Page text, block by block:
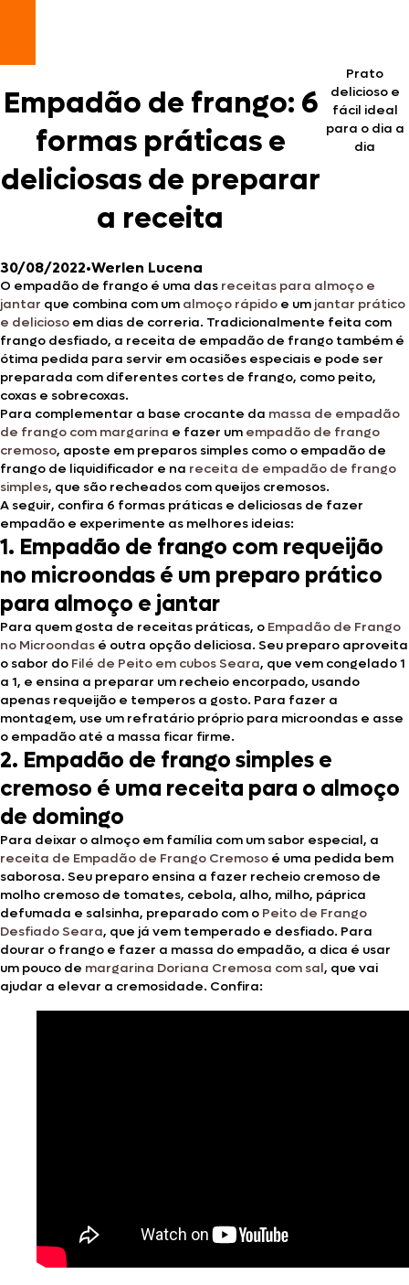
Empadão de frango: 6
formas práticas e
deliciosas de preparar
a receita
Prato
delicioso e
fácil ideal
para o dia a
dia
30/08/2022•Werlen Lucena
O empadão de frango é uma das receitas para almoço e
jantar que combina com um almoço rápido e um jantar prático
e delicioso em dias de correria. Tradicionalmente feita com
frango desfiado, a receita de empadão de frango também é
ótima pedida para servir em ocasiões especiais e pode ser
preparada com diferentes cortes de frango, como peito,
coxas e sobrecoxas.
Para complementar a base crocante da massa de empadão
de frango com margarina e fazer um empadão de frango
cremoso, aposte em preparos simples como o empadão de
frango de liquidificador e na receita de empadão de frango
simples, que são recheados com queijos cremosos.
A seguir, confira 6 formas práticas e deliciosas de fazer
empadão e experimente as melhores ideias:
1. Empadão de frango com requeijão
no microondas é um preparo prático
para almoço e jantar
Para quem gosta de receitas práticas, o Empadão de Frango
no Microondas é outra opção deliciosa. Seu preparo aproveita
o sabor do Filé de Peito em cubos Seara, que vem congelado 1
a 1, e ensina a preparar um recheio encorpado, usando
apenas requeijão e temperos a gosto. Para fazer a
montagem, use um refratário próprio para microondas e asse
o empadão até a massa ficar firme.
2. Empadão de frango simples e
cremoso é uma receita para o almoço
de domingo
Para deixar o almoço em família com um sabor especial, a
receita de Empadão de Frango Cremoso é uma pedida bem
saborosa. Seu preparo ensina a fazer recheio cremoso de
molho cremoso de tomates, cebola, alho, milho, páprica
defumada e salsinha, preparado com o Peito de Frango
Desfiado Seara, que já vem temperado e desfiado. Para
dourar o frango e fazer a massa do empadão, a dica é usar
um pouco de margarina Doriana Cremosa com sal, que vai
ajudar a elevar a cremosidade. Confira: